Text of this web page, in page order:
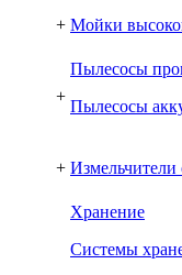
+ Мойки
+
Пылесосы
Пылесосы
+ Измельчители
Хранение
Системы